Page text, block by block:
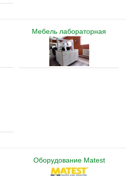
Мебель лабораторная
Оборудование Matest